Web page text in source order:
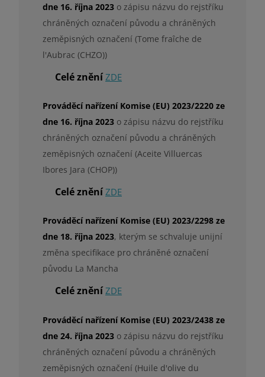
dne 16. října 2023 o zápisu názvu do rejstříku
chráněných označení původu a chráněných
zeměpisných označení (Tome fraîche de
l'Aubrac (CHZO))
Celé zněníZDE
Prováděcí nařízení Komise (EU) 2023/2220 ze
dne 16. října 2023 o zápisu názvu do rejstříku
chráněných označení původu a chráněných
zeměpisných označení (Aceite Villuercas
Ibores Jara (CHOP))
Celé zněníZDE
Prováděcí nařízení Komise (EU) 2023/2298 ze
dne 18. října 2023, kterým se schvaluje unijní
změna specifikace pro chráněné označení
původu La Mancha
Celé zněníZDE
Prováděcí nařízení Komise (EU) 2023/2438 ze
dne 24. října 2023 o zápisu názvu do rejstříku
chráněných označení původu a chráněných
zeměpisných označení (Huile d'olive du